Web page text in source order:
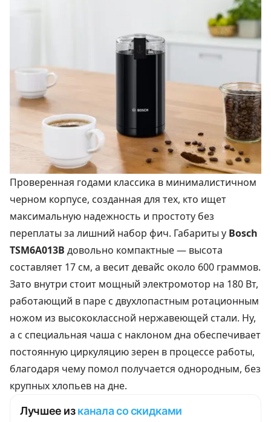
Проверенная годами классика в минималистичном
черном корпусе, созданная для тех, кто ищет
максимальную надежность и простоту без
переплаты за лишний набор фич. Габариты у Bosch
TSM6A013B довольно компактные — высота
составляет 17 см, а весит девайс около 600 граммов.
Зато внутри стоит мощный электромотор на 180 Вт,
работающий в паре с двухлопастным ротационным
ножом из высококлассной нержавеющей стали. Ну,
а с специальная чаша с наклоном дна обеспечивает
постоянную циркуляцию зерен в процессе работы,
благодаря чему помол получается однородным, без
крупных хлопьев на дне.
Лучшее изканала со скидками